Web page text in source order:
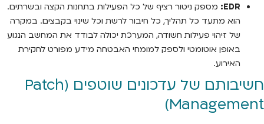
EDR: מספק ניטור רציף של כל הפעילות בתחנות הקצה ובשרתים.
הוא מתעד כל תהליך, כל חיבור לרשת וכל שינוי בקבצים. במקרה
של זיהוי פעילות חשודה, המערכת יכולה לבודד את המחשב הנגוע
באופן אוטומטי ולספק למומחי האבטחה מידע מפורט לחקירת
האירוע.
חשיבותם של עדכונים שוטפים (Patch
Management)